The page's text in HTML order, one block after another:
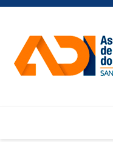
Ir
conteúdo